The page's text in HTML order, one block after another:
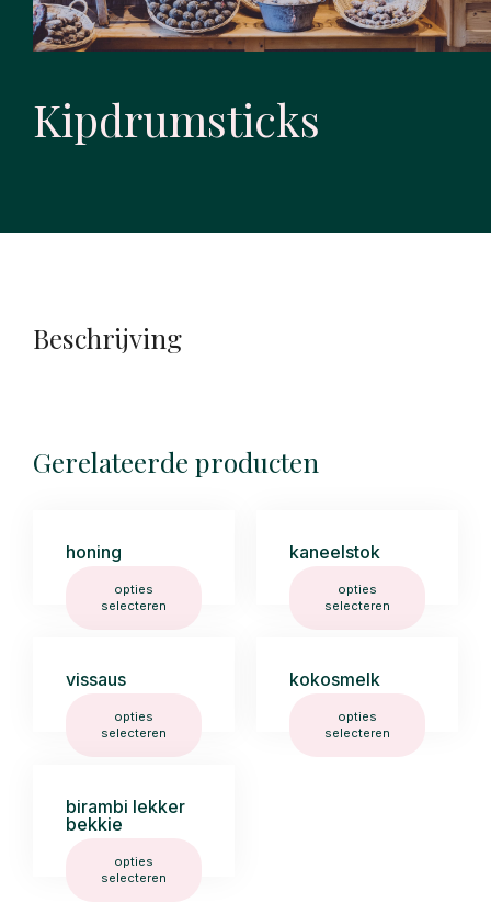
Kipdrumsticks
Beschrijving
Gerelateerde producten
honing
opties
selecteren
kaneelstok
opties
selecteren
vissaus
opties
selecteren
kokosmelk
opties
selecteren
birambi lekker
bekkie
opties
selecteren